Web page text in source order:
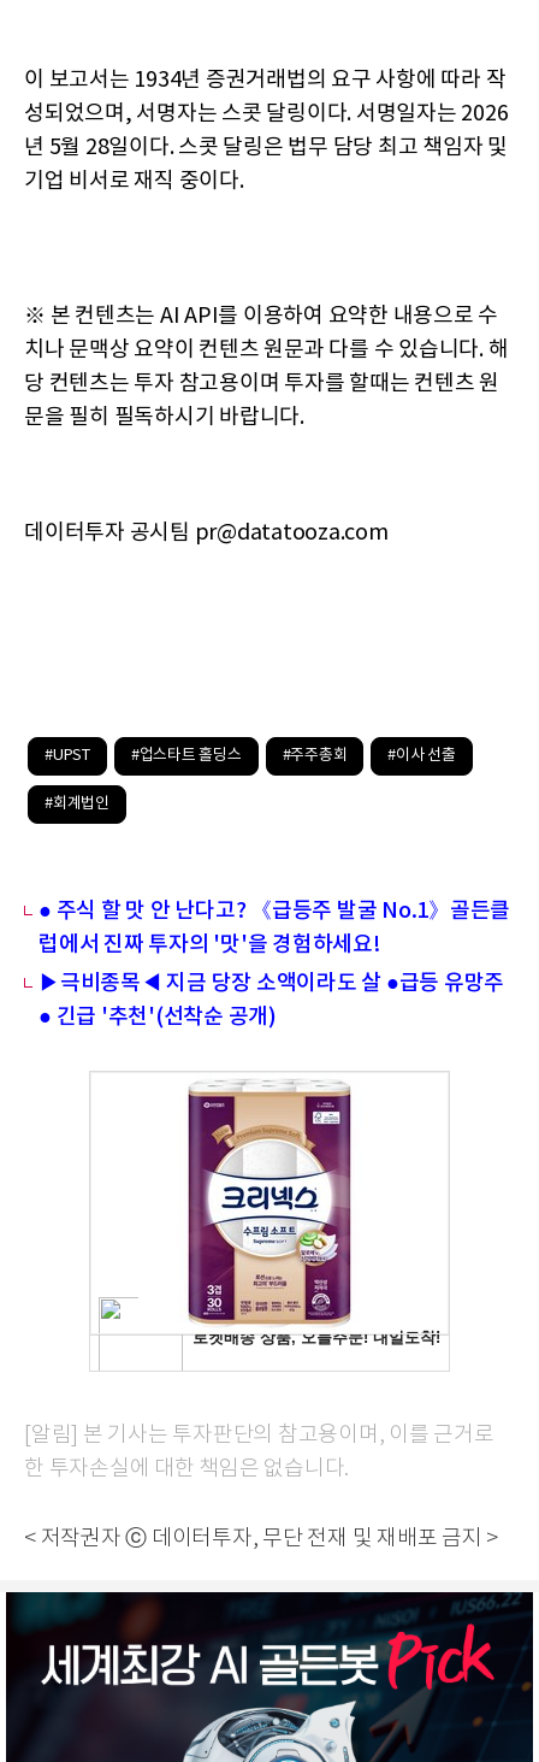
이 보고서는 1934년 증권거래법의 요구 사항에 따라 작
성되었으며, 서명자는 스콧 달링이다. 서명일자는 2026
년 5월 28일이다. 스콧 달링은 법무 담당 최고 책임자 및
기업 비서로 재직 중이다.
※ 본 컨텐츠는 AI API를 이용하여 요약한 내용으로 수
치나 문맥상 요약이 컨텐츠 원문과 다를 수 있습니다. 해
당 컨텐츠는 투자 참고용이며 투자를 할때는 컨텐츠 원
문을 필히 필독하시기 바랍니다.
데이터투자 공시팀 pr@datatooza.com
#UPST #업스타트 홀딩스 #주주총회 #이사 선출
#회계법인
● 주식 할 맛 안 난다고? 《급등주 발굴 No.1》골든클
럽에서 진짜 투자의 '맛'을 경험하세요!
▶극비종목◀ 지금 당장 소액이라도 살 ●급등 유망주
● 긴급 '추천'(선착순 공개)
[알림] 본 기사는 투자판단의 참고용이며, 이를 근거로
한 투자손실에 대한 책임은 없습니다.
< 저작권자 ⓒ 데이터투자, 무단 전재 및 재배포 금지 >